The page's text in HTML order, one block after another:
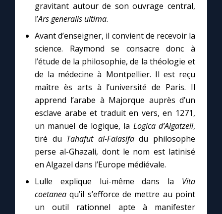
gravitant autour de son ouvrage central,
l’Ars generalis ultima.
Avant d’enseigner, il convient de recevoir la
science. Raymond se consacre donc à
l’étude de la philosophie, de la théologie et
de la médecine à Montpellier. Il est reçu
maître ès arts à l’université de Paris. Il
apprend l’arabe à Majorque auprès d’un
esclave arabe et traduit en vers, en 1271,
un manuel de logique, la Logica d’Algatzell,
tiré du Tahafut al-Falasifadu philosophe
perse al-Ghazali, dont le nom est latinisé
en Algazel dans l’Europe médiévale.
Lulle explique lui-même dans la Vita
coetanea qu’il s’efforce de mettre au point
un outil rationnel apte à manifester